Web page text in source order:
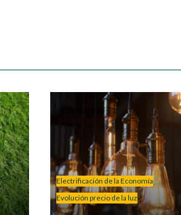
Electrificación de la Economía
Evolución precio de la luz